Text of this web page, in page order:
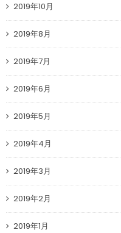
2019年10月
2019年8月
2019年7月
2019年6月
2019年5月
2019年4月
2019年3月
2019年2月
2019年1月